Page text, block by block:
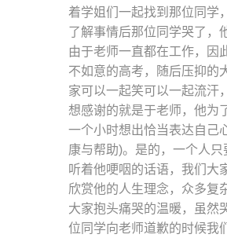
着学姐们一起找到那位同学
了解事情后那位同学哭了，
由于老师一直都在工作，因
不如意的高考，随后压抑的
家可以一起笑可以一起流汗
想感谢的就是于老师，他为
一个小时想出恰当表达自己
康与帮助)。是的，一个人
听着他哽咽的话语，我们大
欣赏他的人生理念，众多复
大家抱头痛哭的温暖，虽然
位同学向老师道歉的时候我